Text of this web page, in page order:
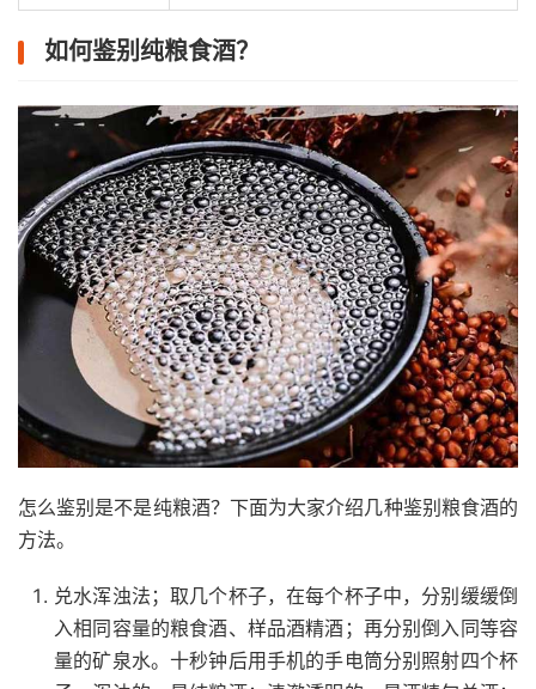
如何鉴别纯粮食酒？
怎么鉴别是不是纯粮酒？下面为大家介绍几种鉴别粮食酒的
方法。
兑水浑浊法；取几个杯子，在每个杯子中，分别缓缓倒
入相同容量的粮食酒、样品酒精酒；再分别倒入同等容
量的矿泉水。十秒钟后用手机的手电筒分别照射四个杯